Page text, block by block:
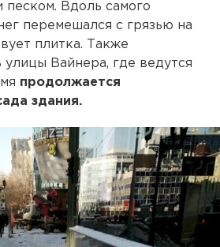
песком. Вдоль самого
перемешался с грязью на
плитка. Также
улицы Вайнера, где ведутся
продолжается
здания.